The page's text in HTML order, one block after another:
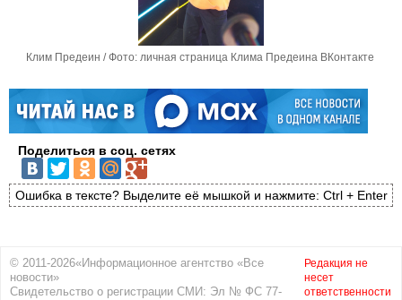
Клим Предеин / Фото: личная страница Клима Предеина ВКонтакте
Поделиться в соц. сетях
Ошибка в тексте? Выделите её мышкой и нажмите: Ctrl + Enter
© 2011-2026«Информационное агентство «Все
новости»
Свидетельство о регистрации СМИ: Эл № ФС 77-
Редакция не
несет
ответственности